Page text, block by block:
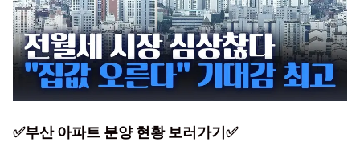
✅부산 아파트 분양 현황 보러가기✅